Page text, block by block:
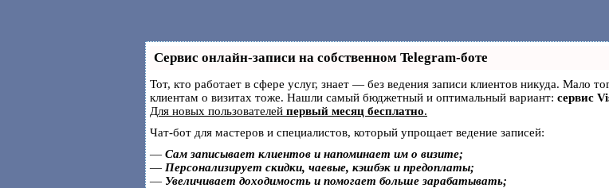
Сервис онлайн-записи на собственном Telegram-боте
Тот, кто работает в сфере услуг, знает — без ведения записи клиентов никуда. Мало
клиентам о визитах тоже. Нашли самый бюджетный и оптимальный вариант: сервис
Для новых пользователей первый месяц бесплатно.
Чат-бот для мастеров и специалистов, который упрощает ведение записей:
— Сам записывает клиентов и напоминает им о визите;
— Персонализирует скидки, чаевые, кэшбэк и предоплаты;
— Увеличивает доходимость и помогает больше зарабатывать;